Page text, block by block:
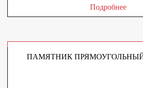
Подробнее
ПАМЯТНИК ПРЯМОУГОЛЬНЫЙ